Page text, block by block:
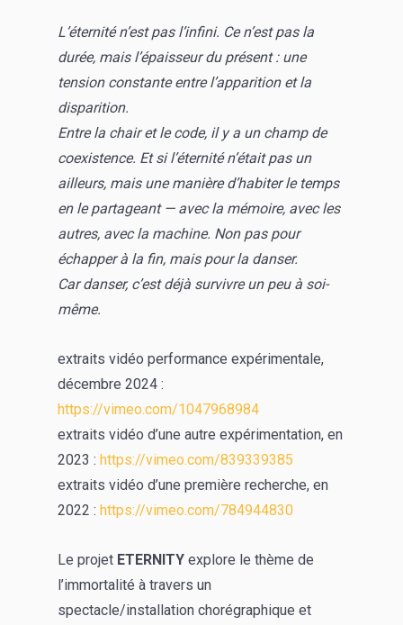
L’éternité n’est pas l’infini. Ce n’est pas la
durée, mais l’épaisseur du présent : une
tension constante entre l’apparition et la
disparition.
Entre la chair et le code, il y a un champ de
coexistence. Et si l’éternité n’était pas un
ailleurs, mais une manière d’habiter le temps
en le partageant — avec la mémoire, avec les
autres, avec la machine. Non pas pour
échapper à la fin, mais pour la danser.
Car danser, c’est déjà survivre un peu à soi-
même.
extraits vidéo performance expérimentale,
décembre 2024 :
https://vimeo.com/1047968984
extraits vidéo d’une autre expérimentation, en
2023 : https://vimeo.com/839339385
extraits vidéo d’une première recherche, en
2022 : https://vimeo.com/784944830
Le projet ETERNITY explore le thème de
l’immortalité à travers un
spectacle/installation chorégraphique et